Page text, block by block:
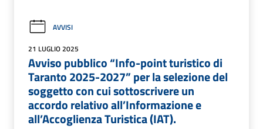
AVVISI
21 LUGLIO 2025
Avviso pubblico “Info-point turistico di
Taranto 2025-2027” per la selezione del
soggetto con cui sottoscrivere un
accordo relativo all’Informazione e
all’Accoglienza Turistica (IAT).